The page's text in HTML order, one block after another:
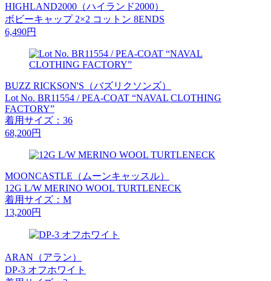
HIGHLAND2000（ハイランド2000）
ボビーキャップ 2×2 コットン 8ENDS
6,490円
BUZZ RICKSON'S（バズリクソンズ）
Lot No. BR11554 / PEA-COAT “NAVAL CLOTHING
FACTORY”
着用サイズ：36
68,200円
MOONCASTLE（ムーンキャッスル）
12G L/W MERINO WOOL TURTLENECK
着用サイズ：M
13,200円
ARAN（アラン）
DP-3 オフホワイト